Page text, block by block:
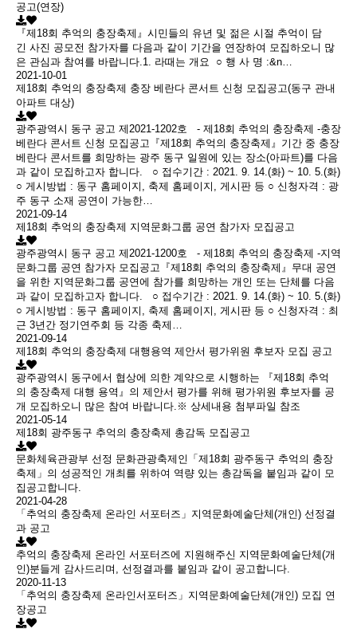
공고(연장)
『제18회 추억의 충장축제』시민들의 유년 및 젊은 시절 추억이 담
긴 사진 공모전 참가자를 다음과 같이 기간을 연장하여 모집하오니 많
은 관심과 참여를 바랍니다.1. 라때는 개요 ○ 행 사 명 :&n…
2021-10-01
제18회 추억의 충장축제 충장 베란다 콘서트 신청 모집공고(동구 관내
아파트 대상)
광주광역시 동구 공고 제2021-1202호 - 제18회 추억의 충장축제 -충장
베란다 콘서트 신청 모집공고『제18회 추억의 충장축제』기간 중 충장
베란다 콘서트를 희망하는 광주 동구 일원에 있는 장소(아파트)를 다음
과 같이 모집하고자 합니다. ○ 접수기간 : 2021. 9. 14.(화) ~ 10. 5.(화)
○ 게시방법 : 동구 홈페이지, 축제 홈페이지, 게시판 등 ○ 신청자격 : 광
주 동구 소재 공연이 가능한…
2021-09-14
제18회 추억의 충장축제 지역문화그룹 공연 참가자 모집공고
광주광역시 동구 공고 제2021-1200호 - 제18회 추억의 충장축제 -지역
문화그룹 공연 참가자 모집공고『제18회 추억의 충장축제』무대 공연
을 위한 지역문화그룹 공연에 참가를 희망하는 개인 또는 단체를 다음
과 같이 모집하고자 합니다. ○ 접수기간 : 2021. 9. 14.(화) ~ 10. 5.(화)
○ 게시방법 : 동구 홈페이지, 축제 홈페이지, 게시판 등 ○ 신청자격 : 최
근 3년간 정기연주회 등 각종 축제…
2021-09-14
제18회 추억의 충장축제 대행용역 제안서 평가위원 후보자 모집 공고
광주광역시 동구에서 협상에 의한 계약으로 시행하는 『제18회 추억
의 충장축제 대행 용역』의 제안서 평가를 위해 평가위원 후보자를 공
개 모집하오니 많은 참여 바랍니다.※ 상세내용 첨부파일 참조
2021-05-14
제18회 광주동구 추억의 충장축제 총감독 모집공고
문화체육관광부 선정 문화관광축제인「제18회 광주동구 추억의 충장
축제」의 성공적인 개최를 위하여 역량 있는 총감독을 붙임과 같이 모
집공고합니다.
2021-04-28
「추억의 충장축제 온라인 서포터즈」지역문화예술단체(개인) 선정결
과 공고
추억의 충장축제 온라인 서포터즈에 지원해주신 지역문화예술단체(개
인)분들게 감사드리며, 선정결과를 붙임과 같이 공고합니다.
2020-11-13
「추억의 충장축제 온라인서포터즈」지역문화예술단체(개인) 모집 연
장공고